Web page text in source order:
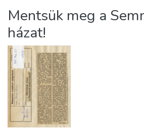
About us
Mentsük meg a
házat!